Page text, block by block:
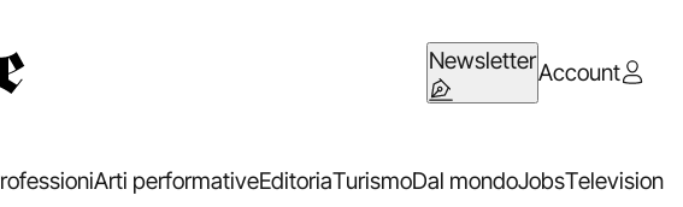
NewsletterAccount
Arti performativeEditoriaTurismoDal mondoJobsTelevision